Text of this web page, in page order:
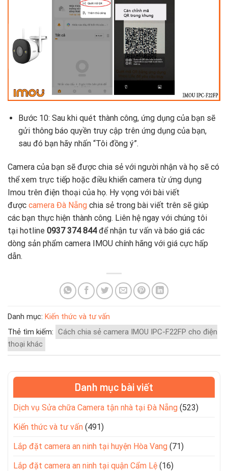
Bước 10: Sau khi quét thành công, ứng dụng của bạn sẽ
gửi thông báo quyền truy cập trên ứng dụng của bạn,
sau đó bạn hãy nhấn “Tôi đồng ý”.
Camera của bạn sẽ được chia sẻ với người nhận và họ sẽ có
thể xem trực tiếp hoặc điều khiển camera từ ứng dụng
Imou trên điện thoại của họ. Hy vọng với bài viết
được camera Đà Nẵng chia sẻ trong bài viết trên sẽ giúp
các bạn thực hiện thành công. Liên hệ ngay với chúng tôi
tại hotline 0937 374 844để nhận tư vấn và báo giá các
dòng sản phẩm camera IMOU chính hãng với giá cực hấp
dẫn.
Danh mục: Kiến thức và tư vấn
Thẻ tìm kiếm: Cách chia sẻ camera IMOU IPC-F22FP cho điện
thoại khác
Danh mục bài viết
Dịch vụ Sửa chữa Camera tận nhà tại Đà Nẵng (523)
Kiến thức và tư vấn (491)
Lắp đặt camera an ninh tại huyện Hòa Vang (71)
Lắp đặt camera an ninh tại quận Cẩm Lệ (16)